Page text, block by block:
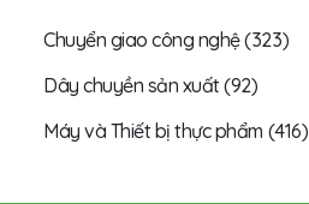
Chuyển giao công nghệ(323)
Dây chuyền sản xuất(92)
Máy và Thiết bị thực phẩm (416)